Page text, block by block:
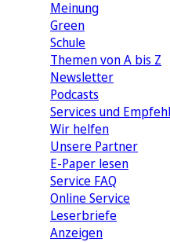
Meinung
Green
Schule
Themen von A bis Z
Newsletter
Podcasts
Services und
Wir helfen
Unsere Partner
E-Paper lesen
Service FAQ
Online Service
Leserbriefe
Anzeigen